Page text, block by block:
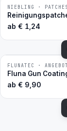
BESTSELLER
NIEBLING ·
ab € 1,24
BESTSELLER
FLUNATEC ·
Fluna Gun
ab € 9,90